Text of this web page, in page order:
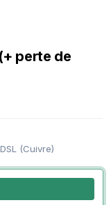
perte de
(Cuivre)